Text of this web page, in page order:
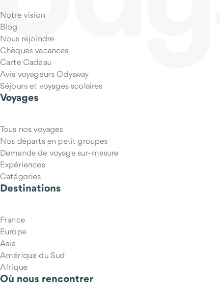
Puis-je annuler mon voyage si mes projets changent ?
Notre vision
Blog
Nous rejoindre
Chèques vacances
Carte Cadeau
Avis voyageurs Odysway
Séjours et voyages scolaires
Voyages
Tous nos voyages
Nos départs en petit groupes
Demande de voyage sur-mesure
Expériences
Catégories
Destinations
France
Europe
Asie
Amérique du Sud
Afrique
Où nous rencontrer